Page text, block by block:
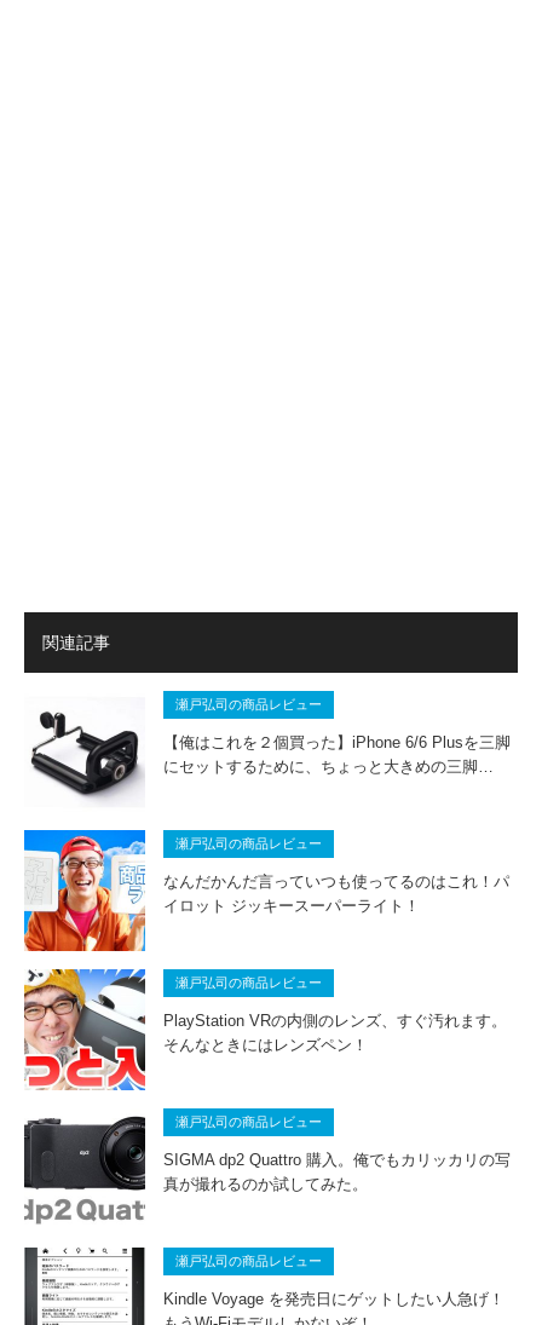
関連記事
瀬戸弘司の商品レビュー
【俺はこれを２個買った】iPhone 6/6 Plusを三脚
にセットするために、ちょっと大きめの三脚…
瀬戸弘司の商品レビュー
なんだかんだ言っていつも使ってるのはこれ！パ
イロット ジッキースーパーライト！
瀬戸弘司の商品レビュー
PlayStation VRの内側のレンズ、すぐ汚れます。
そんなときにはレンズペン！
瀬戸弘司の商品レビュー
SIGMA dp2 Quattro 購入。俺でもカリッカリの写
真が撮れるのか試してみた。
瀬戸弘司の商品レビュー
Kindle Voyage を発売日にゲットしたい人急げ！